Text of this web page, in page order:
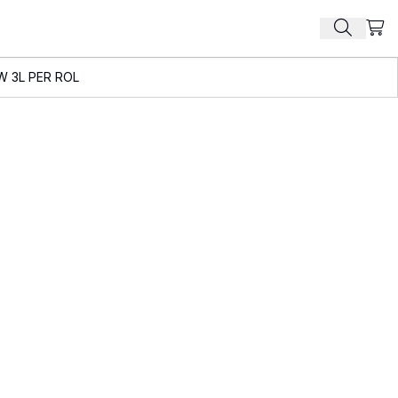
Zoek
3L PER ROL